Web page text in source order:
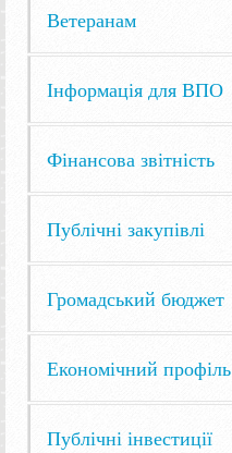
Ветеранам
Інформація для ВПО
Фінансова звітність
Публічні закупівлі
Громадський бюджет
Економічний профіль
Публічні інвестиції